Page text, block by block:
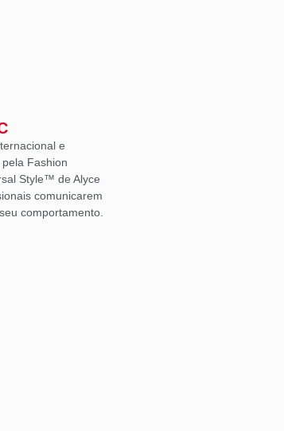
e
Fashion
Style™ de Alyce
comunicarem
comportamento.